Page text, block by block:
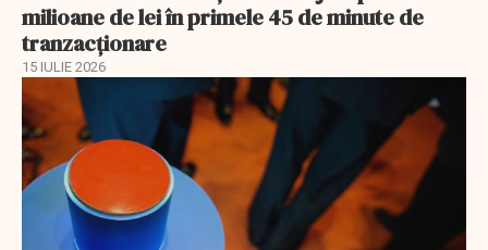
milioane de lei în primele 45 de minute de
tranzacționare
15 IULIE 2026